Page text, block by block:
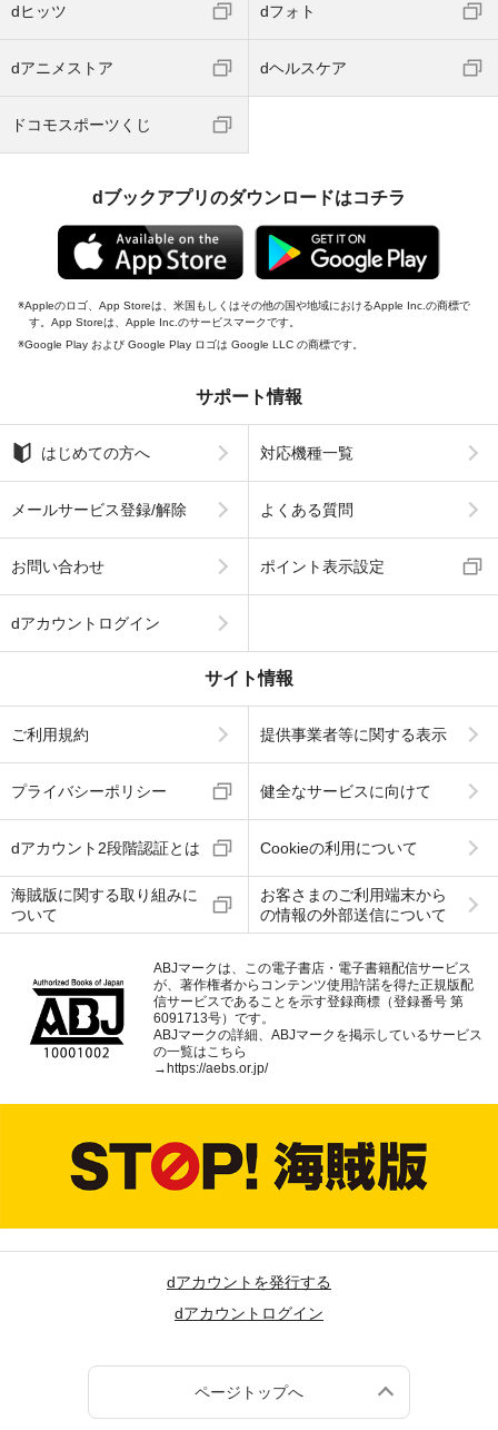
dヒッツ dフォト
dアニメストア dヘルスケア
ドコモスポーツくじ
dブックアプリのダウンロードはコチラ
Appleのロゴ、App Storeは、米国もしくはその他の国や地域におけるApple Inc.の商標で
す。App Storeは、Apple Inc.のサービスマークです。
Google Play および Google Play ロゴは Google LLC の商標です。
サポート情報
はじめての方へ 対応機種一覧
メールサービス登録/解除 よくある質問
お問い合わせ ポイント表示設定
dアカウントログイン
サイト情報
ご利用規約 提供事業者等に関する表示
プライバシーポリシー 健全なサービスに向けて
dアカウント2段階認証とは Cookieの利用について
海賊版に関する取り組みに
ついて
お客さまのご利用端末から
の情報の外部送信について
ABJマークは、この電子書店・電子書籍配信サービス
が、著作権者からコンテンツ使用許諾を得た正規版配
信サービスであることを示す登録商標（登録番号 第
6091713号）です。
ABJマークの詳細、ABJマークを掲示しているサービス
の一覧はこちら
→ https://aebs.or.jp/
dアカウントを発行する
dアカウントログイン
ページトップへ